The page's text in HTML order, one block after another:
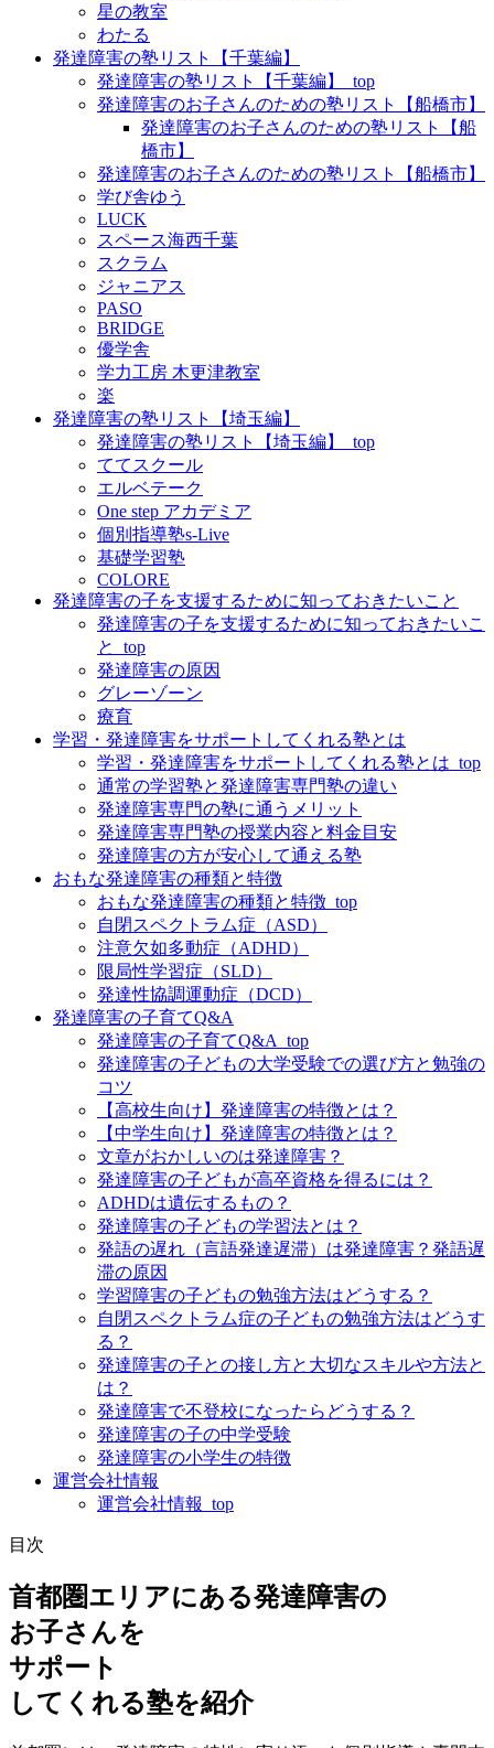
星の教室
わたる
発達障害の塾リスト【千葉編】
発達障害の塾リスト【千葉編】_top
発達障害のお子さんのための塾リスト【船橋市】
発達障害のお子さんのための塾リスト【船
橋市】
発達障害のお子さんのための塾リスト【船橋市】
学び舎ゆう
LUCK
スペース海西千葉
スクラム
ジャニアス
PASO
BRIDGE
優学舎
学力工房 木更津教室
楽
発達障害の塾リスト【埼玉編】
発達障害の塾リスト【埼玉編】_top
ててスクール
エルベテーク
One step アカデミア
個別指導塾s-Live
基礎学習塾
COLORE
発達障害の子を支援するために知っておきたいこと
発達障害の子を支援するために知っておきたいこ
と_top
発達障害の原因
グレーゾーン
療育
学習・発達障害をサポートしてくれる塾とは
学習・発達障害をサポートしてくれる塾とは_top
通常の学習塾と発達障害専門塾の違い
発達障害専門の塾に通うメリット
発達障害専門塾の授業内容と料金目安
発達障害の方が安心して通える塾
おもな発達障害の種類と特徴
おもな発達障害の種類と特徴_top
自閉スペクトラム症（ASD）
注意欠如多動症（ADHD）
限局性学習症（SLD）
発達性協調運動症（DCD）
発達障害の子育てQ&A
発達障害の子育てQ&A_top
発達障害の子どもの大学受験での選び方と勉強の
コツ
【高校生向け】発達障害の特徴とは？
【中学生向け】発達障害の特徴とは？
文章がおかしいのは発達障害？
発達障害の子どもが高卒資格を得るには？
ADHDは遺伝するもの？
発達障害の子どもの学習法とは？
発語の遅れ（言語発達遅滞）は発達障害？発語遅
滞の原因
学習障害の子どもの勉強方法はどうする？
自閉スペクトラム症の子どもの勉強方法はどうす
る？
発達障害の子との接し方と大切なスキルや方法と
は？
発達障害で不登校になったらどうする？
発達障害の子の中学受験
発達障害の小学生の特徴
運営会社情報
運営会社情報_top
目次
首都圏エリアにある発達障害の
お子さんを
サポート
してくれる塾を紹介